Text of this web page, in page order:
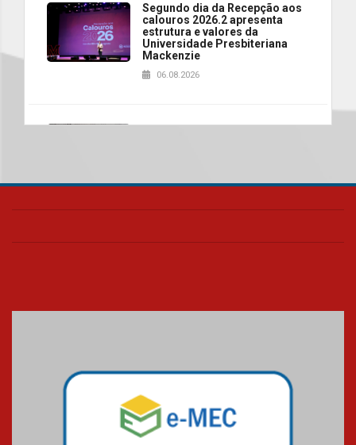
Segundo dia da Recepção aos
calouros 2026.2 apresenta
estrutura e valores da
Universidade Presbiteriana
Mackenzie
06.08.2026
Nova apresentação do Centro
realizará nova edição da Feira
04.08.2026
Mackenzie recepciona os
calouros do segundo semestre